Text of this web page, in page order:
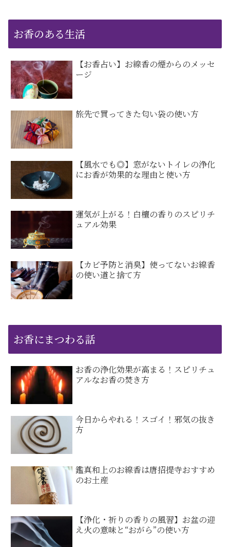
お香のある生活
【お香占い】お線香の煙からのメッセ
ージ
旅先で買ってきた匂い袋の使い方
【風水でも◎】窓がないトイレの浄化
にお香が効果的な理由と使い方
運気が上がる！白檀の香りのスピリチ
ュアル効果
【カビ予防と消臭】使ってないお線香
の使い道と捨て方
お香にまつわる話
お香の浄化効果が高まる！スピリチュ
アルなお香の焚き方
今日からやれる！スゴイ！邪気の抜き
方
鑑真和上のお線香は唐招提寺おすすめ
のお土産
【浄化・祈りの香りの風習】お盆の迎
え火の意味と“おがら”の使い方